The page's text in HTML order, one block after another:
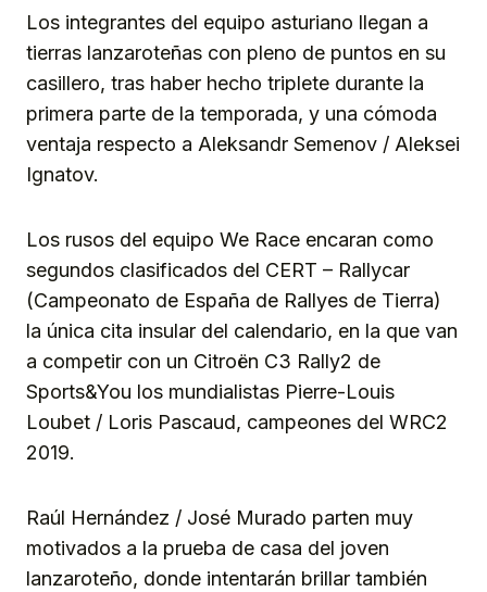
Los integrantes del equipo asturiano llegan a
tierras lanzaroteñas con pleno de puntos en su
casillero, tras haber hecho triplete durante la
primera parte de la temporada, y una cómoda
ventaja respecto a Aleksandr Semenov / Aleksei
Ignatov.
Los rusos del equipo We Race encaran como
segundos clasificados del CERT – Rallycar
(Campeonato de España de Rallyes de Tierra)
la única cita insular del calendario, en la que van
a competir con un Citroën C3 Rally2 de
Sports&You los mundialistas Pierre-Louis
Loubet / Loris Pascaud, campeones del WRC2
2019.
Raúl Hernández / José Murado parten muy
motivados a la prueba de casa del joven
lanzaroteño, donde intentarán brillar también